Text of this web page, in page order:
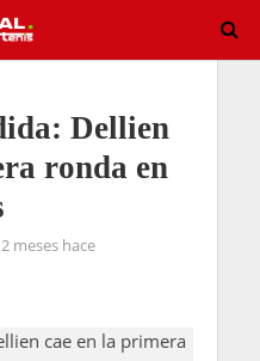
Dellien
ronda en
2 meses hace